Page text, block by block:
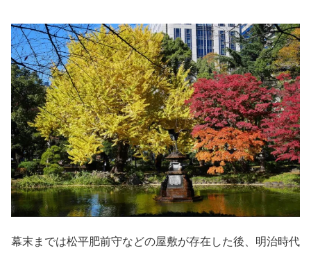
幕末までは松平肥前守などの屋敷が存在した後、明治時代